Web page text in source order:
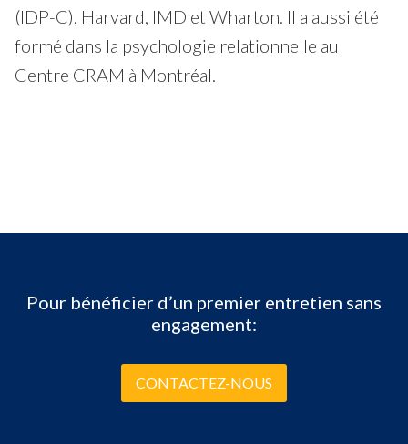
(IDP-C), Harvard, IMD et Wharton. Il a aussi été
formé dans la psychologie relationnelle au
Centre CRAM à Montréal.
Pour bénéficier d’un premier entretien sans
engagement:
CONTACTEZ-NOUS